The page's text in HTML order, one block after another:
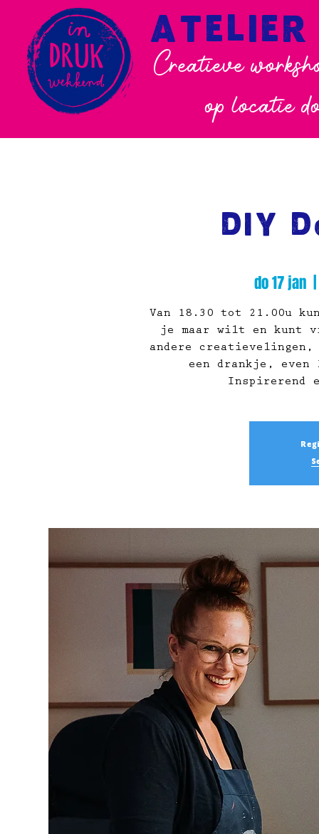
Creatieve
op locatie
DIY
do 17 jan
Van 18.30 tot 21.00u
je maar wilt en kunt
andere creatievelingen,
een drankje,
Inspirerend